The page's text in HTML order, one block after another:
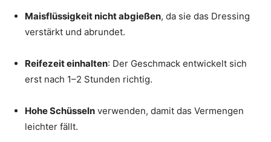
Maisflüssigkeit nicht abgießen, da sie das Dressing
verstärkt und abrundet.
Reifezeit einhalten: Der Geschmack entwickelt sich
erst nach 1–2 Stunden richtig.
Hohe Schüsseln verwenden, damit das Vermengen
leichter fällt.